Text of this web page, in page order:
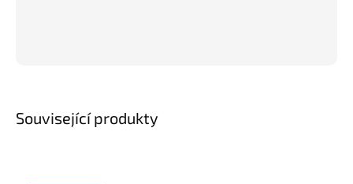
Související produkty